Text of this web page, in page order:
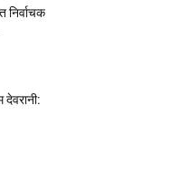
निर्वाचक
देवरानी: